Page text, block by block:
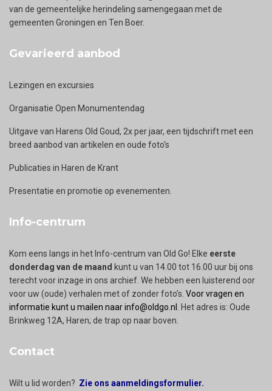
van de gemeentelijke herindeling samengegaan met de
gemeenten Groningen en Ten Boer.
Gevarieerd aanbod
Lezingen en excursies
Organisatie Open Monumentendag
Uitgave van Harens Old Goud, 2x per jaar, een tijdschrift met een
breed aanbod van artikelen en oude foto's
Publicaties in Haren de Krant
Presentatie en promotie op evenementen.
Info-centrum
Kom eens langs in het Info-centrum van Old Go! Elke eerste
donderdag van de maand kunt u van 14.00 tot 16.00 uur bij ons
terecht voor inzage in ons archief. We hebben een luisterend oor
voor uw (oude) verhalen met of zonder foto’s. Voor vragen en
informatie kunt u mailen naar info@oldgo.nl
. Het adres is: Oude
Brinkweg 12A, Haren; de trap op naar boven.
Contact
Wilt u lid worden? Zie ons aanmeldingsformulier.